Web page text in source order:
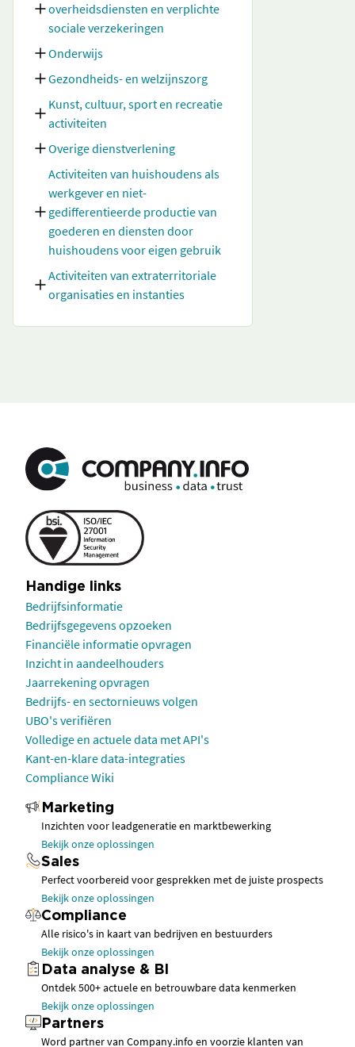
overheidsdiensten en verplichte
sociale verzekeringen
Onderwijs
Gezondheids- en welzijnszorg
Kunst, cultuur, sport en recreatie
activiteiten
Overige dienstverlening
Activiteiten van huishoudens als
werkgever en niet-
gedifferentieerde productie van
goederen en diensten door
huishoudens voor eigen gebruik
Activiteiten van extraterritoriale
organisaties en instanties
Handige links
Bedrijfsinformatie
Bedrijfsgegevens opzoeken
Financiële informatie opvragen
Inzicht in aandeelhouders
Jaarrekening opvragen
Bedrijfs- en sectornieuws volgen
UBO's verifiëren
Volledige en actuele data met API's
Kant-en-klare data-integraties
Compliance Wiki
Marketing
Inzichten voor leadgeneratie en marktbewerking
Bekijk onze oplossingen
Sales
Perfect voorbereid voor gesprekken met de juiste prospects
Bekijk onze oplossingen
Compliance
Alle risico's in kaart van bedrijven en bestuurders
Bekijk onze oplossingen
Data analyse & BI
Ontdek 500+ actuele en betrouwbare data kenmerken
Bekijk onze oplossingen
Partners
Word partner van Company.info en voorzie klanten van